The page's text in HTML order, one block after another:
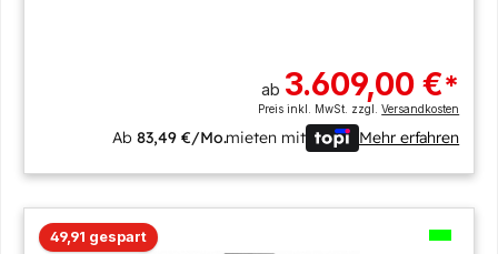
ab 3.609,00 €*
Preis inkl. MwSt. zzgl.Versandkosten
Ab83,49 €/Mo.mieten mit Mehr erfahren
49,91 gespart